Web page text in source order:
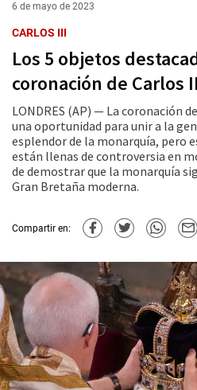
6 de mayo de 2023
CARLOS III
Los 5 objetos
coronación de Carlos
LONDRES (AP) — La coronación
una oportunidad para unir a la
esplendor de la monarquía, pero
están llenas de controversia en
de demostrar que la monarquía
Gran Bretaña moderna.
Compartir en: